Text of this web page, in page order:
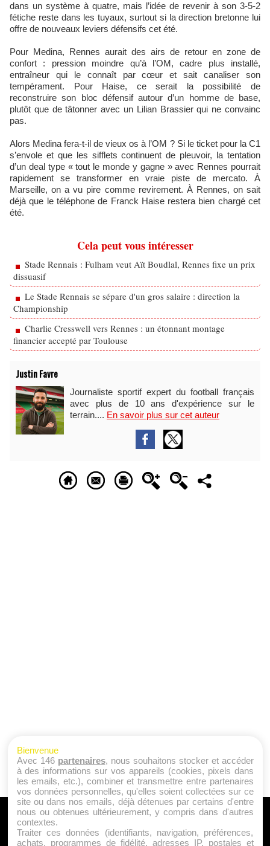
dans un système à quatre, mais l’idée de revenir à son 3-5-2
fétiche reste dans les tuyaux, surtout si la direction bretonne lui
offre de nouveaux leviers défensifs cet été.
Pour Medina, Rennes aurait des airs de retour en zone de
confort : pression moindre qu’à l’OM, cadre plus installé,
entraîneur qui le connaît par cœur et sait canaliser son
tempérament. Pour Haise, ce serait la possibilité de
reconstruire son bloc défensif autour d’un homme de base,
plutôt que de tâtonner avec un Lilian Brassier qui ne convainc
pas.
Alors Medina fera-t-il de vieux os à l’OM ? Si le ticket pour la C1
s’envole et que les sifflets continuent de pleuvoir, la tentation
d’un deal type « tout le monde y gagne » avec Rennes pourrait
rapidement se transformer en vraie piste de mercato. À
Marseille, on a vu pire comme revirement. À Rennes, on sait
déjà que le téléphone de Franck Haise restera bien chargé cet
été.
Cela peut vous intéresser
Stade Rennais : Fulham veut Aït Boudlal, Rennes fixe un prix
dissuasif
Le Stade Rennais se sépare d'un gros salaire : direction la
Championship
Charlie Cresswell vers Rennes : un étonnant montage
financier accepté par Toulouse
Justin Favre
Journaliste sportif expert du football français
avec plus de 10 ans d'expérience sur le
terrain.... En savoir plus sur cet auteur
A PROPOS
Qui sommes nous ?
Bienvenue
Avec 146 partenaires, nous souhaitons stocker et accéder
à des informations sur vos appareils (cookies, pixels dans
les emails, etc.), combiner et transmettre entre partenaires
vos données personnelles, qu'elles soient collectées sur ce
site ou dans nos emails, déjà détenues par certains d'entre
nous ou obtenues ultérieurement, y compris dans d'autres
contextes.
Traiter ces données (identifiants, navigation, préférences,
achats, programmes de fidélité, adresses IP, postales et